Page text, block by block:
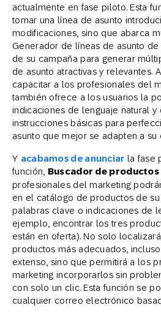
actualmente en fase piloto. Esta
tomar una línea de asunto
modificaciones, sino que abarca
Generador de líneas de asunto
de su campaña para generar
de asunto atractivas y relevantes.
capacitar a los profesionales del
también ofrece a los usuarios la
indicaciones de lenguaje natural y
instrucciones básicas para
asunto que mejor se adapten a su
Y acabamos de anunciar la fase
función, Buscador de productos
profesionales del marketing
en el catálogo de productos de
palabras clave o indicaciones de
ejemplo, encontrar los tres
están en oferta). No solo
productos más adecuados,
extenso, sino que permitirá a los
marketing incorporarlos sin
con solo un clic. Esta función se
cualquier correo electrónico